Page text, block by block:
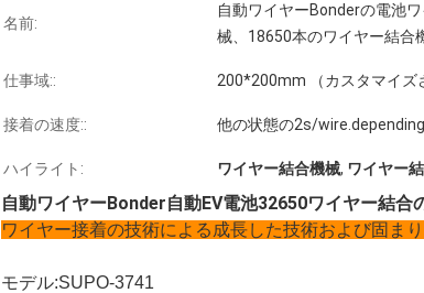
名前:
自動ワイヤーBonderの電池
械、18650本のワイヤー結合
仕事域:: 200*200mm （カスタマイズ
接着の速度:: 他の状態の2s/wire.depending
ハイライト: ワイヤー結合機械, ワイヤー
自動ワイヤーBonder自動EV電池32650ワイヤー結合
ワイヤー接着の技術による成長した技術および固ま
モデル:SUPO-3741